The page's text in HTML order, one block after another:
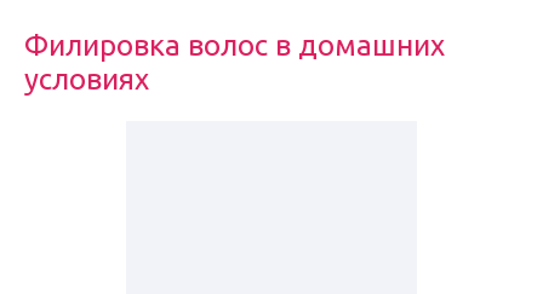
Филировка волос в домашних
условиях